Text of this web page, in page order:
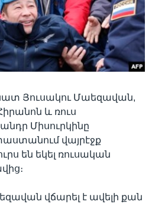
Յուսակու Մաեզավան,
և ռուս
Միսուրկինը
վայրէջք
են եկել ռուսական
վճարել է ավելի քան